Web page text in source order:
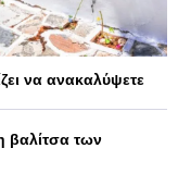
να ανακαλύψετε
βαλίτσα των